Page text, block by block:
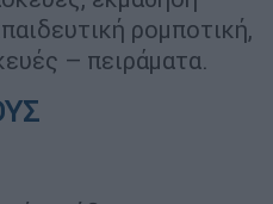
ρομποτική,
– πειράματα.